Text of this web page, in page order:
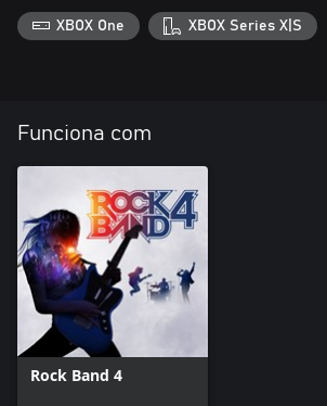
XBOX One XBOX Series X|S
Funciona com
Rock Band 4